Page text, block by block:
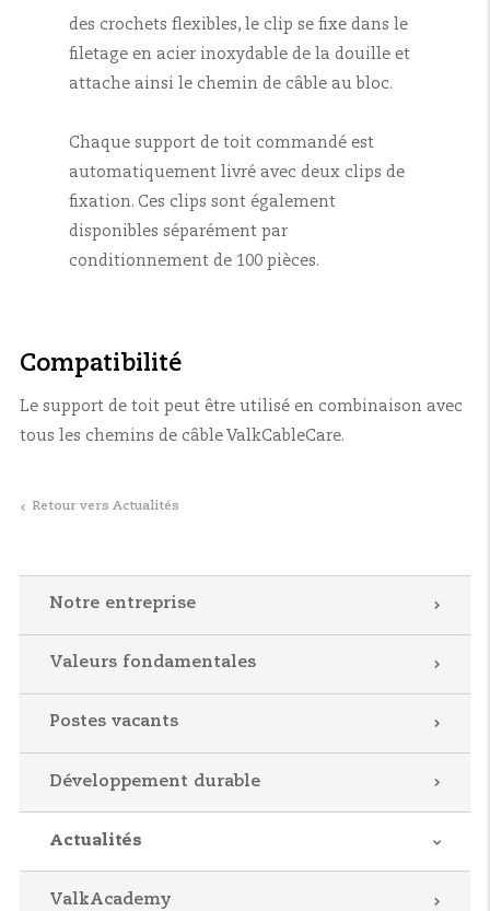
des crochets flexibles, le clip se fixe dans le
filetage en acier inoxydable de la douille et
attache ainsi le chemin de câble au bloc.
Chaque support de toit commandé est
automatiquement livré avec deux clips de
fixation. Ces clips sont également
disponibles séparément par
conditionnement de 100 pièces.
Compatibilité
Le support de toit peut être utilisé en combinaison avec
tous les chemins de câble ValkCableCare.
Retour vers Actualités
Notre entreprise
Valeurs fondamentales
Postes vacants
Développement durable
Actualités
ValkAcademy